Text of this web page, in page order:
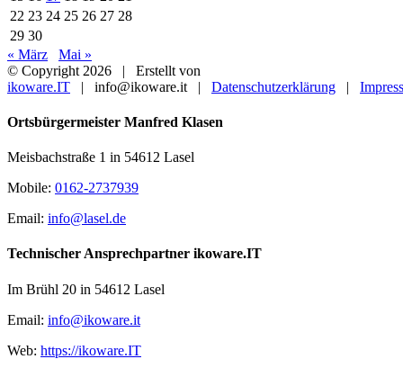
22 23 24 25 26 27 28
29 30
« März
Mai »
© Copyright 2026 | Erstellt von
ikoware.IT | info@ikoware.it | Datenschutzerklärung |
Close
Bar
Ortsbürgermeister Manfred Klasen
Meisbachstraße 1 in 54612 Lasel
Mobile: 0162-2737939
Email: info@lasel.de
Technischer Ansprechpartner ikoware.IT
Im Brühl 20 in 54612 Lasel
Email: info@ikoware.it
Web: https://ikoware.IT